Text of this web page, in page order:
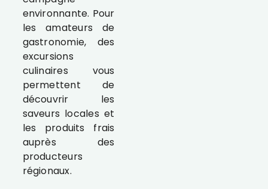
environnante. Pour
les amateurs de
gastronomie, des
excursions
culinaires vous
permettent de
découvrir les
saveurs locales et
les produits frais
auprès des
producteurs
régionaux.